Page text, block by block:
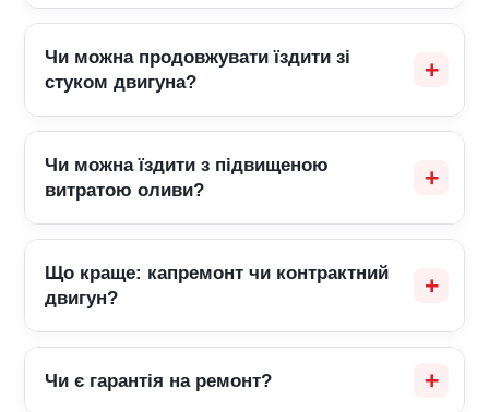
Чи можна продовжувати їздити зі
стуком двигуна?
Чи можна їздити з підвищеною
витратою оливи?
Що краще: капремонт чи контрактний
двигун?
Чи є гарантія на ремонт?